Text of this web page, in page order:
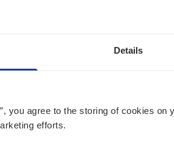
Details
you agree to the storing of cookies
efforts.
Marine
Operations